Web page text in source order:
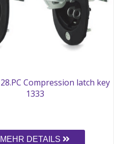
Compression latch key
1333
MEHR DETAILS